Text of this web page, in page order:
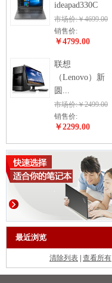
ideapad330C
市场价:￥4699.00
销售价:
￥4799.00
联想
（Lenovo）新
圆...
市场价:￥2499.00
销售价:
￥2299.00
最近浏览
清除列表 查看所有